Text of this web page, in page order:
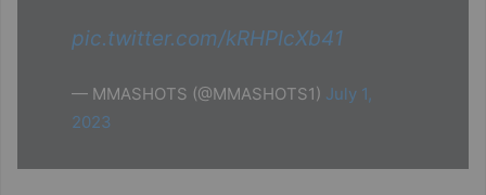
pic.twitter.com/kRHPIcXb41
— MMASHOTS (@MMASHOTS1) July 1,
2023